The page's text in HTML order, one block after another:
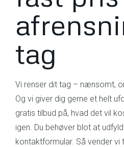
tag
Vi renser dit tag – nænsomt,
Og vi giver dig gerne et helt
gratis tilbud på, hvad det vil
igen. Du behøver blot at
kontaktformular. Så vender vi